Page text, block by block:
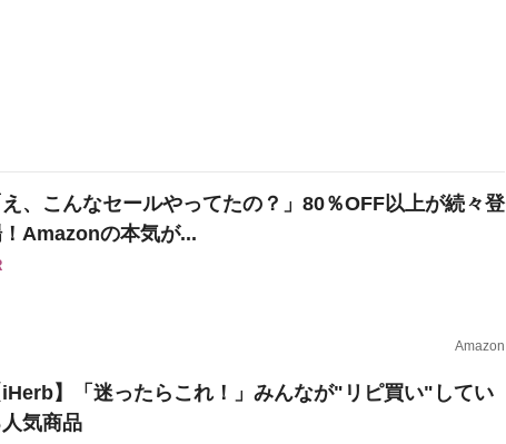
え、こんなセールやってたの？」80％OFF以上が続々登
Amazonの本気が...
Amazon
iHerb】「迷ったらこれ！」みんなが"リピ買い"してい
人気商品